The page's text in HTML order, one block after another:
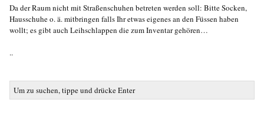
Da der Raum nicht mit Straßenschuhen betreten werden soll: Bitte Socken,
Hausschuhe o. ä. mitbringen falls Ihr etwas eigenes an den Füssen haben
wollt; es gibt auch Leihschlappen die zum Inventar gehören…
..